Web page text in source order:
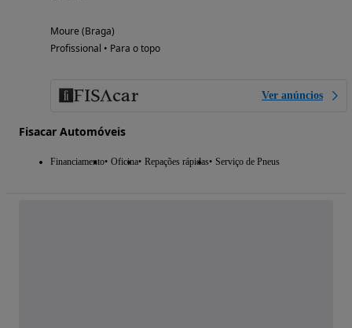
Moure (Braga)
Profissional • Para o topo
Ver anúncios
Fisacar Automóveis
Financiamento Oficina Repações rápidas Serviço de Pneus